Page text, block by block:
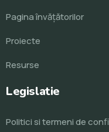
Pagina învăţătorilor
Proiecte
Resurse
Legislatie
Politici si termeni de